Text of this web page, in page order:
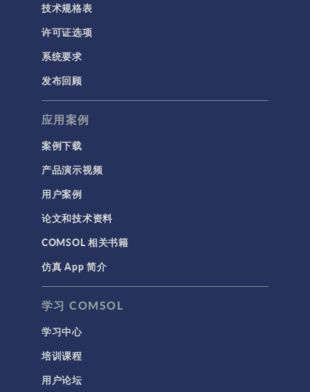
技术规格表
许可证选项
系统要求
发布回顾
应用案例
案例下载
产品演示视频
用户案例
论文和技术资料
COMSOL 相关书籍
仿真 App 简介
学习 COMSOL
学习中心
培训课程
用户论坛